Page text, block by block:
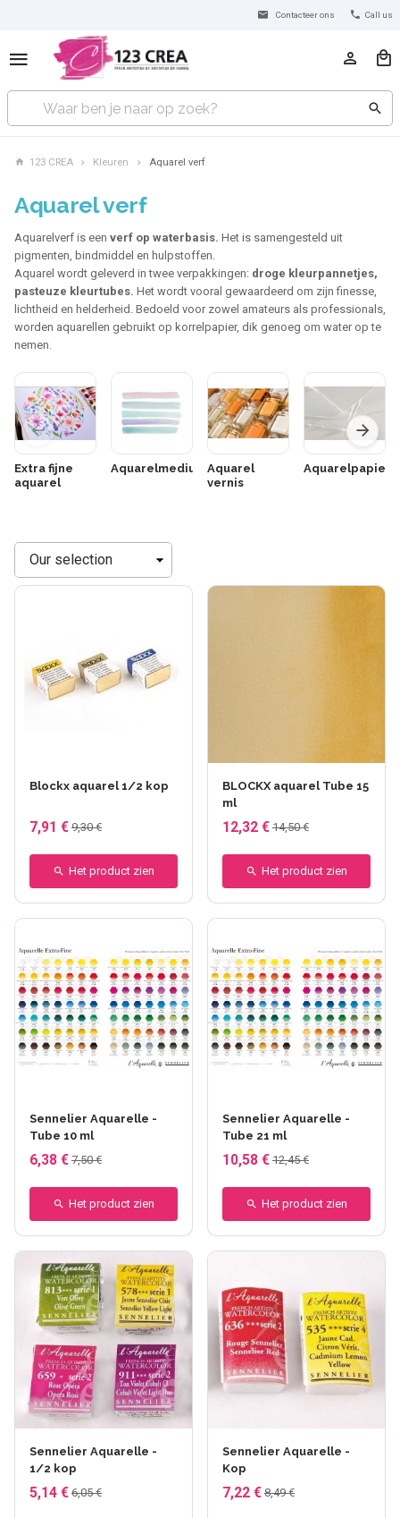
Contacteer ons Call us
123 CREA Kleuren Aquarel verf
Aquarel verf
Aquarelverf is een verf op waterbasis. Het is samengesteld uit
pigmenten, bindmiddel en hulpstoffen.
Aquarel wordt geleverd in twee verpakkingen: droge kleurpannetjes,
pasteuze kleurtubes. Het wordt vooral gewaardeerd om zijn finesse,
lichtheid en helderheid. Bedoeld voor zowel amateurs als professionals,
worden aquarellen gebruikt op korrelpapier, dik genoeg om water op te
nemen.
Extra fijne
aquarel
AquarelmediumsAquarel
vernis
Aquarelpapier
Sorteren
Blockx aquarel 1/2 kop
7,91 € 9,30 €
Het product zien
BLOCKX aquarel Tube 15
ml
12,32 € 14,50 €
Het product zien
Sennelier Aquarelle -
Tube 10 ml
6,38 € 7,50 €
Het product zien
Sennelier Aquarelle -
Tube 21 ml
10,58 € 12,45 €
Het product zien
+100 anderen
Sennelier Aquarelle -
1/2 kop
5,14 € 6,05 €
Sennelier Aquarelle -
Kop
7,22 € 8,49 €